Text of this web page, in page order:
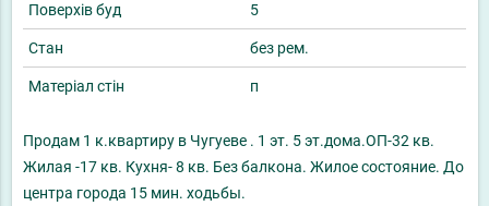
Поверхів буд 5
Стан без рем.
Матеріал стін п
Продам 1 к.квартиру в Чугуеве . 1 эт. 5 эт.дома.ОП-32 кв.
Жилая -17 кв. Кухня- 8 кв. Без балкона. Жилое состояние. До
центра города 15 мин. ходьбы.